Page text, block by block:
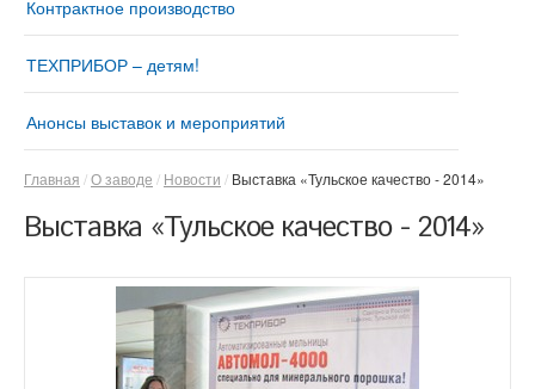
Контрактное производство
ТЕХПРИБОР – детям!
Анонсы выставок и мероприятий
Главная О заводе Новости Выставка «Тульское качество - 2014»
Выставка «Тульское качество - 2014»